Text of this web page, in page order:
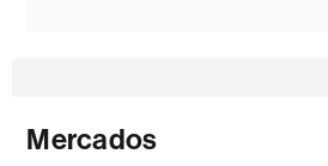
Mercados